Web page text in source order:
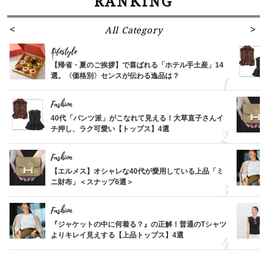
All Category
Lifestyle
【帰省・夏のご挨拶】で喜ばれる「ホテル手土産」14
選。〈価格別〉センスが伝わる逸品は？
Fashion
40代「パンツ派」がこなれて見える！大草直子さんイ
チ押し、ラク可愛い【トップス】4選
Fashion
【エルメス】オシャレな40代が愛用している上品「ミ
ニ財布」＜スナップ6選＞
Fashion
『ジャケットの中に何着る？』の正解！普通のTシャツ
よりキレイ見えする【上品トップス】4選